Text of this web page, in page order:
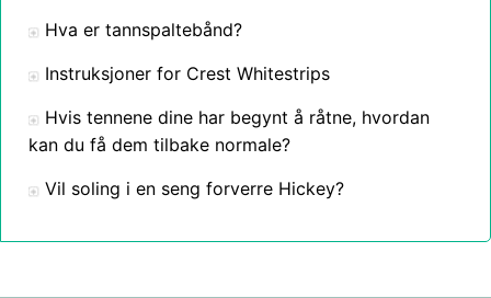
Hva er tannspaltebånd?
Instruksjoner for Crest Whitestrips
Hvis tennene dine har begynt å råtne, hvordan
kan du få dem tilbake normale?
Vil soling i en seng forverre Hickey?